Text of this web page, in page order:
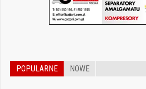
POPULARNE NOWE